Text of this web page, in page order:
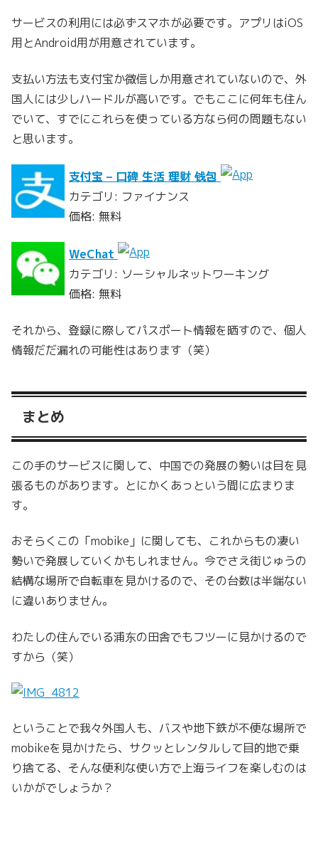
サービスの利用には必ずスマホが必要です。アプリはiOS
用とAndroid用が用意されています。
支払い方法も支付宝か微信しか用意されていないので、外
国人には少しハードルが高いです。でもここに何年も住ん
でいて、すでにこれらを使っている方なら何の問題もない
と思います。
支付宝 – 口碑 生活 理财 钱包
カテゴリ: ファイナンス
価格: 無料
WeChat
カテゴリ: ソーシャルネットワーキング
価格: 無料
それから、登録に際してパスポート情報を晒すので、個人
情報だだ漏れの可能性はあります（笑）
まとめ
この手のサービスに関して、中国での発展の勢いは目を見
張るものがあります。とにかくあっという間に広まりま
す。
おそらくこの「mobike」に関しても、これからもの凄い
勢いで発展していくかもしれません。今でさえ街じゅうの
結構な場所で自転車を見かけるので、その台数は半端ない
に違いありません。
わたしの住んでいる浦东の田舎でもフツーに見かけるので
すから（笑）
ということで我々外国人も、バスや地下鉄が不便な場所で
mobikeを見かけたら、サクッとレンタルして目的地で乗
り捨てる、そんな便利な使い方で上海ライフを楽しむのは
いかがでしょうか？